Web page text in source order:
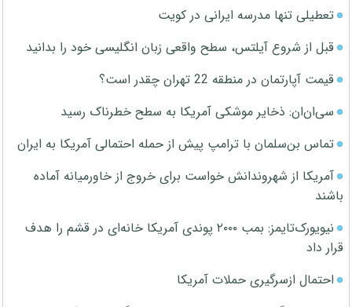
تعطیلی تنها مدرسه ایرانی در کویت
قبل از شروع آیلتس، سطح واقعی زبان انگلیسی خود را بدانید
قیمت آپارتمان در منطقه 22 تهران چقدر است؟
سی‌ان‌ان: ذخایر موشکی آمریکا به سطح خطرناک رسید
تماس بن‌سلمان با ترامپ پیش از حمله احتمالی آمریکا به ایران
آمریکا از شهروندانش خواست برای خروج از خاورمیانه آماده
باشند
نیویورک‌تایمز: بمب ۲۰۰۰ پوندی آمریکا خانه‌ای در قشم را هدف
قرار داد
احتمال ازسرگیری حملات آمریکا